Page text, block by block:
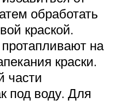
обработать
краской.
на
краски.
части
под воду. Для